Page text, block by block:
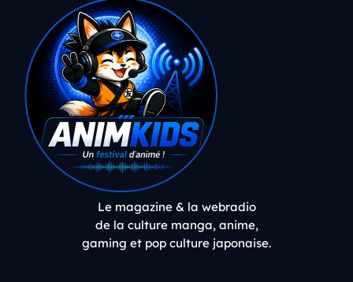
Le magazine & la webradio
de la culture manga, anime,
gaming et pop culture japonaise.